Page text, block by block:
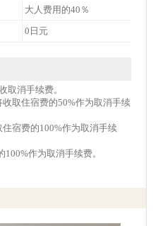
大人费用的40％
0日元
取消手续费。
取住宿费的50%作为取消手续
宿费的100%作为取消手续
作为取消手续费。